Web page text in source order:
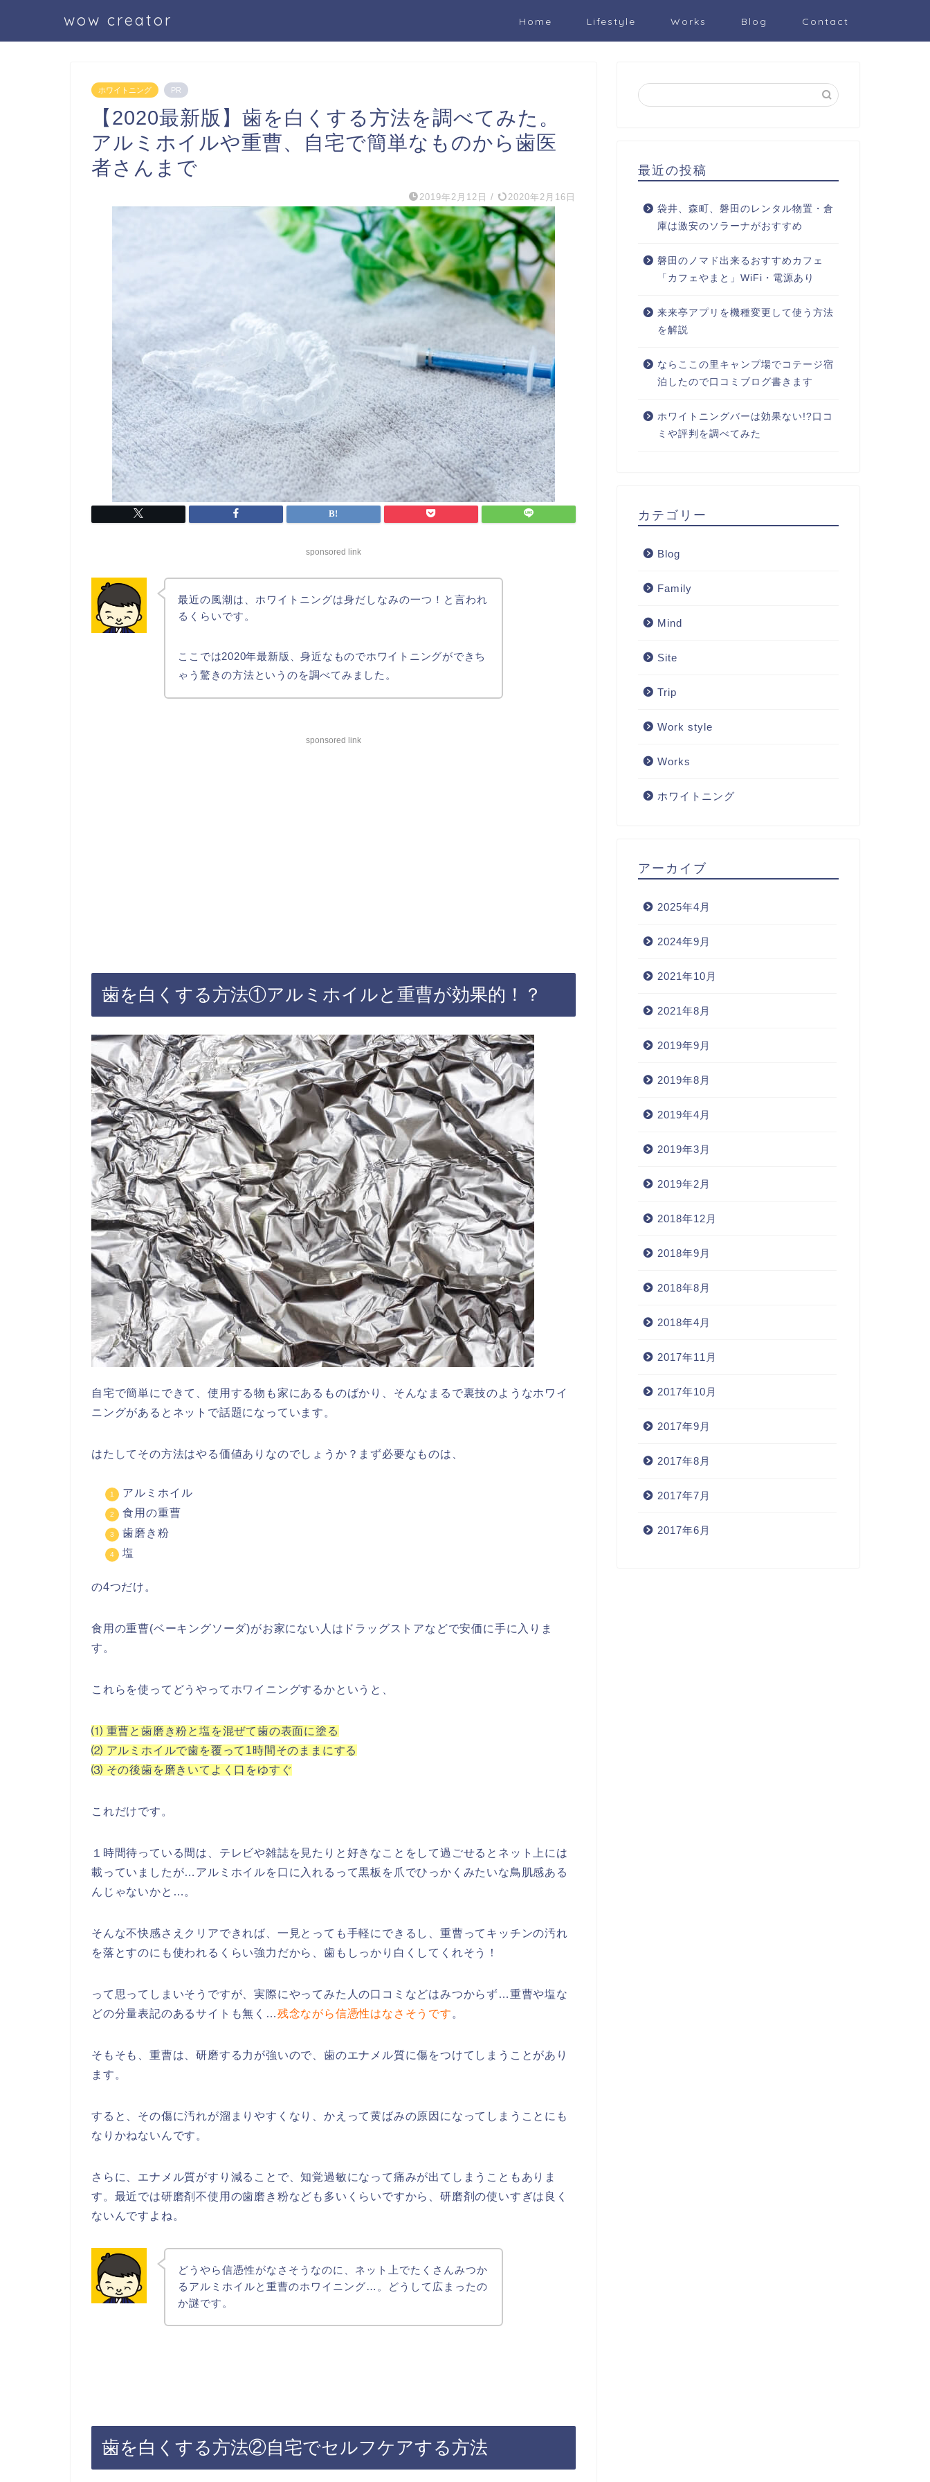
wow creator Home Lifestyle Works Blog Contact
ホワイトニング PR
【2020最新版】歯を白くする方法を調べてみた。
アルミホイルや重曹、自宅で簡単なものから歯医
者さんまで
2019年2月12日 / 2020年2月16日
sponsored link
最近の風潮は、ホワイトニングは身だしなみの一つ！と言われ
るくらいです。
ここでは2020年最新版、身近なものでホワイトニングができち
ゃう驚きの方法というのを調べてみました。
sponsored link
歯を白くする方法①アルミホイルと重曹が効果的！？
自宅で簡単にできて、使用する物も家にあるものばかり、そんなまるで裏技のようなホワイ
ニングがあるとネットで話題になっています。
はたしてその方法はやる価値ありなのでしょうか？まず必要なものは、
アルミホイル
食用の重曹
歯磨き粉
塩
の4つだけ。
食用の重曹(ベーキングソーダ)がお家にない人はドラッグストアなどで安価に手に入りま
す。
これらを使ってどうやってホワイニングするかというと、
⑴ 重曹と歯磨き粉と塩を混ぜて歯の表面に塗る
⑵ アルミホイルで歯を覆って1時間そのままにする
⑶ その後歯を磨きいてよく口をゆすぐ
これだけです。
１時間待っている間は、テレビや雑誌を見たりと好きなことをして過ごせるとネット上には
載っていましたが…アルミホイルを口に入れるって黒板を爪でひっかくみたいな鳥肌感ある
んじゃないかと…。
そんな不快感さえクリアできれば、一見とっても手軽にできるし、重曹ってキッチンの汚れ
を落とすのにも使われるくらい強力だから、歯もしっかり白くしてくれそう！
って思ってしまいそうですが、実際にやってみた人の口コミなどはみつからず…重曹や塩な
どの分量表記のあるサイトも無く…残念ながら信憑性はなさそうです 。
そもそも、重曹は、研磨する力が強いので、歯のエナメル質に傷をつけてしまうことがあり
ます。
すると、その傷に汚れが溜まりやすくなり、かえって黄ばみの原因になってしまうことにも
なりかねないんです。
さらに、エナメル質がすり減ることで、知覚過敏になって痛みが出てしまうこともありま
す。最近では研磨剤不使用の歯磨き粉なども多いくらいですから、研磨剤の使いすぎは良く
ないんですよね。
どうやら信憑性がなさそうなのに、ネット上でたくさんみつか
るアルミホイルと重曹のホワイニング…。どうして広まったの
か謎です。
歯を白くする方法②自宅でセルフケアする方法
最近の投稿
袋井、森町、磐田のレンタル物置・倉
庫は激安のソラーナがおすすめ
磐田のノマド出来るおすすめカフェ
「カフェやまと」WiFi・電源あり
来来亭アプリを機種変更して使う方法
を解説
ならここの里キャンプ場でコテージ宿
泊したので口コミブログ書きます
ホワイトニングバーは効果ない!?口コ
ミや評判を調べてみた
カテゴリー
Blog
Family
Mind
Site
Trip
Work style
Works
ホワイトニング
アーカイブ
2025年4月
2024年9月
2021年10月
2021年8月
2019年9月
2019年8月
2019年4月
2019年3月
2019年2月
2018年12月
2018年9月
2018年8月
2018年4月
2017年11月
2017年10月
2017年9月
2017年8月
2017年7月
2017年6月